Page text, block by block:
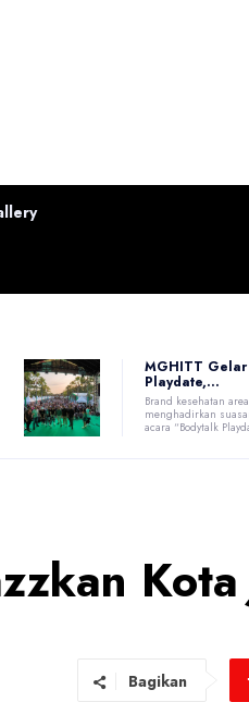
MGHITT
Playdate,...
Brand kesehatan
menghadirkan
acara “Bodytalk
Bagikan